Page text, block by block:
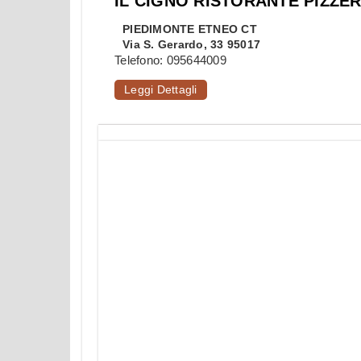
PIEDIMONTE ETNEO CT
Via S. Gerardo, 33 95017
Telefono: 095644009
Leggi Dettagli